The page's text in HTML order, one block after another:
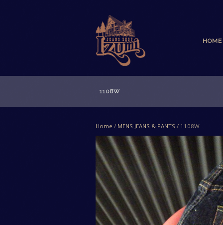
HOME
1108W
Home / MENS JEANS & PANTS / 1108W